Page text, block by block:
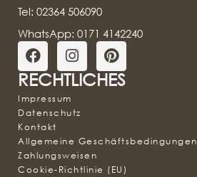
Tel: 02364 506090
WhatsApp: 0171 4142240
RECHTLICHES
Impressum
Datenschutz
Kontakt
Allgemeine Geschäftsbedingungen
Zahlungsweisen
Cookie-Richtlinie (EU)